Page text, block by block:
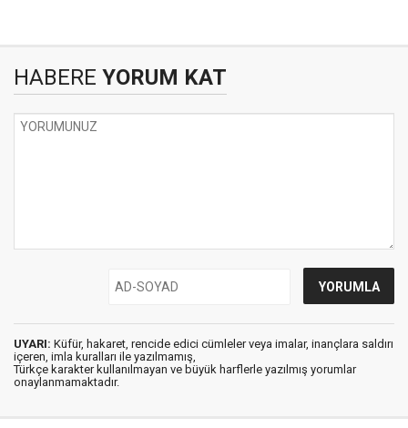
HABERE YORUM KAT
UYARI: Küfür, hakaret, rencide edici cümleler veya imalar, inançlara saldırı
içeren, imla kuralları ile yazılmamış,
Türkçe karakter kullanılmayan ve büyük harflerle yazılmış yorumlar
onaylanmamaktadır.